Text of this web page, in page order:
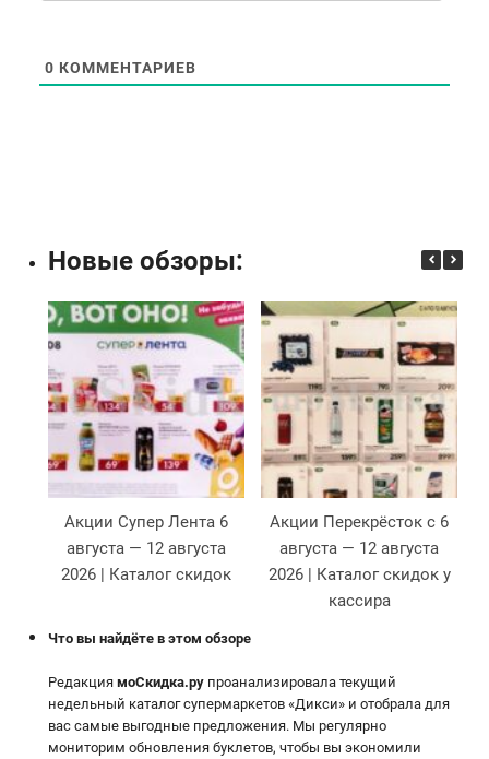
0 КОММЕНТАРИЕВ
Новые обзоры:
Акции Супер Лента 6
августа — 12 августа
2026 | Каталог скидок
Акции Перекрёсток с 6
августа — 12 августа
2026 | Каталог скидок у
кассира
Что вы найдёте в этом обзоре
Редакция моСкидка.ру проанализировала текущий
недельный каталог супермаркетов «Дикси» и отобрала для
вас самые выгодные предложения. Мы регулярно
мониторим обновления буклетов, чтобы вы экономили